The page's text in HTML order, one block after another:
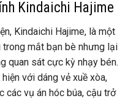
Kindaichi Hajime
Kindaichi Hajime, là một
mắt bạn bè nhưng lại
quan sát cực kỳ nhạy bén.
với dáng vẻ xuề xòa,
các vụ án hóc búa, cậu trở